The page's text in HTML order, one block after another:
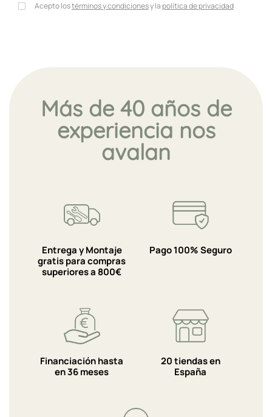
Acepto lostérminos y condicionesy la política de privacidad
Más de 40 años de
experiencia nos
avalan
Entrega y Montaje
gratis para compras
superiores a 800€
Pago 100% Seguro
Financiación hasta
en 36 meses
20 tiendas en
España